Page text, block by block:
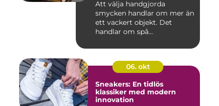
Att välja handgjorda
smycken handlar om mer än
ett vackert objekt. Det
handlar om spå...
06. okt
Sneakers: En tidlös
klassiker med modern
innovation